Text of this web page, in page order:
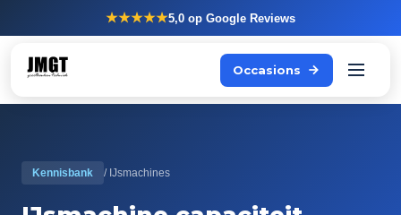
★★★★★5,0 op Google Reviews
Occasions
Kennisbank / IJsmachines